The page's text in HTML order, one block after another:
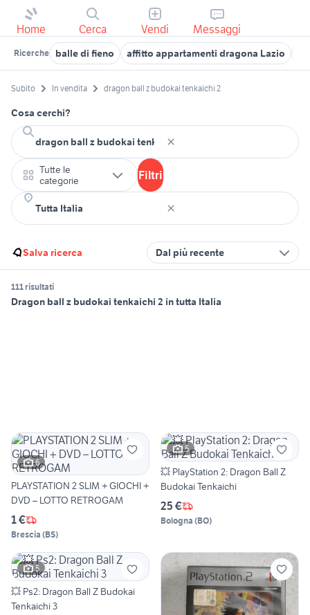
Home Cerca Vendi Messaggi
Ricerche balle di fieno affitto appartamenti dragona Lazio
Subito In vendita dragon ball z budokai tenkaichi 2
Cosa cerchi?
Tutte le
categorie
Filtri
Salva ricerca Dal più recente
111 risultati
Dragon ball z budokai tenkaichi 2 in tutta Italia
6
PLAYSTATION 2 SLIM + GIOCHI +
DVD – LOTTO RETROGAM
1 €
Brescia (BS)
5
💥 PlayStation 2: Dragon Ball Z
Budokai Tenkaichi
25 €
Bologna (BO)
5
💥 Ps2: Dragon Ball Z Budokai
Tenkaichi 3